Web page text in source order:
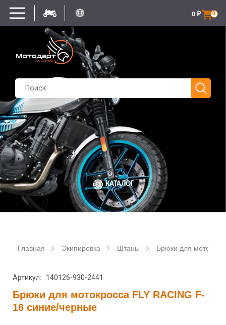
0
0 ₽
КАТАЛОГ
Главная Экипировка Штаны Брюки для
Артикул: 140126-930-2441
Брюки для мотокросса FLY RACING F-
16 синие/черные